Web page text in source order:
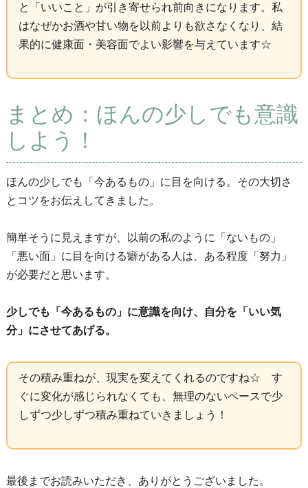
と「いいこと」が引き寄せられ前向きになります。私
はなぜかお酒や甘い物を以前よりも欲さなくなり、結
果的に健康面・美容面でよい影響を与えています☆
まとめ：ほんの少しでも意識
しよう！
ほんの少しでも「今あるもの」に目を向ける。その大切さ
とコツをお伝えしてきました。
簡単そうに見えますが、以前の私のように「ないもの」
「悪い面」に目を向ける癖がある人は、ある程度「努力」
が必要だと思います。
少しでも「今あるもの」に意識を向け、自分を「いい気
分」にさせてあげる。
その積み重ねが、現実を変えてくれるのですね☆ す
ぐに変化が感じられなくても、無理のないペースで少
しずつ少しずつ積み重ねていきましょう！
最後までお読みいただき、ありがとうございました。